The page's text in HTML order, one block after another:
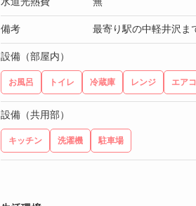
備考 最寄り駅の中軽井沢ま
設備（部屋内）
お風呂 トイレ 冷蔵庫 レンジ エア
設備（共用部）
キッチン 洗濯機 駐車場